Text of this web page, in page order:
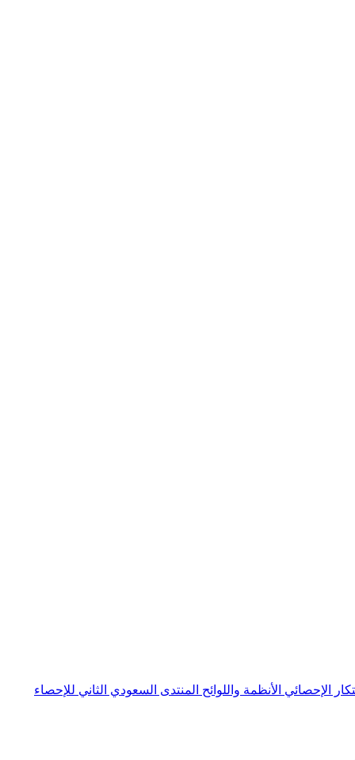
الإحصائي الأنظمة واللوائح المنتدى السعودي الثاني للإحصاء